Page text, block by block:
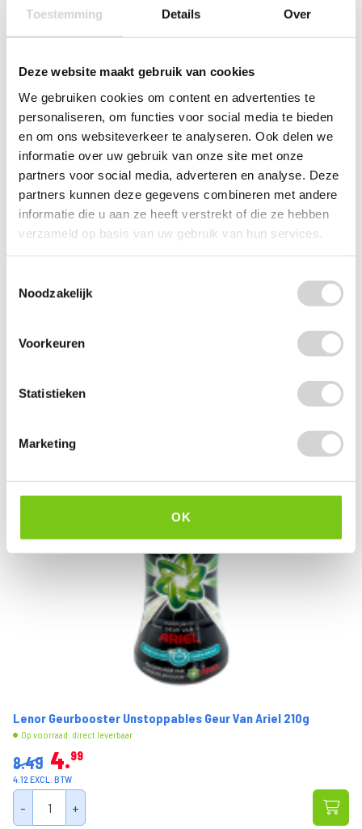
Toestemming Details Over
Deze website maakt gebruik van cookies
We gebruiken cookies om content en advertenties te
personaliseren, om functies voor social media te bieden
en om ons websiteverkeer te analyseren. Ook delen we
informatie over uw gebruik van onze site met onze
partners voor social media, adverteren en analyse. Deze
partners kunnen deze gegevens combineren met andere
informatie die u aan ze heeft verstrekt of die ze hebben
verzameld op basis van uw gebruik van hun services.
Noodzakelijk
Voorkeuren
Statistieken
Marketing
OK
Bolsius Geurglas + Deksel Fresh Linen 63/90mm
Op voorraad: direct leverbaar
1.89 EXCL. BTW
Lenor Geurbooster Unstoppables Geur Van Ariel 210g
Op voorraad: direct leverbaar
8.49 4 99
4.12 EXCL. BTW
- +